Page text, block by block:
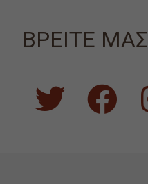
ΒΡΕΙΤΕ ΜΑΣ